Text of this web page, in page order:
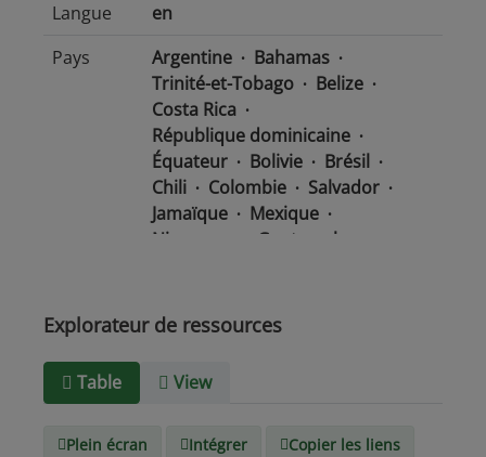
Langue
en
Pays
Argentine
Bahamas
Trinité-et-Tobago
Belize
Costa Rica
République dominicaine
Équateur
Bolivie
Brésil
Chili
Colombie
Salvador
Jamaïque
Mexique
Nicaragua
Guatemala
Venezuela
Barbade
Type de
text/csv
Explorateur de ressources
Table View
Plein écran Intégrer Copier les liens